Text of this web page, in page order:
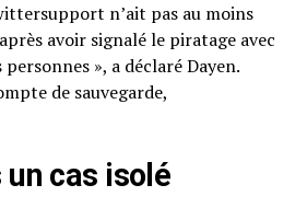
n’ait pas au moins
avoir signalé le piratage avec
personnes », a déclaré Dayen.
de sauvegarde,
un cas isolé